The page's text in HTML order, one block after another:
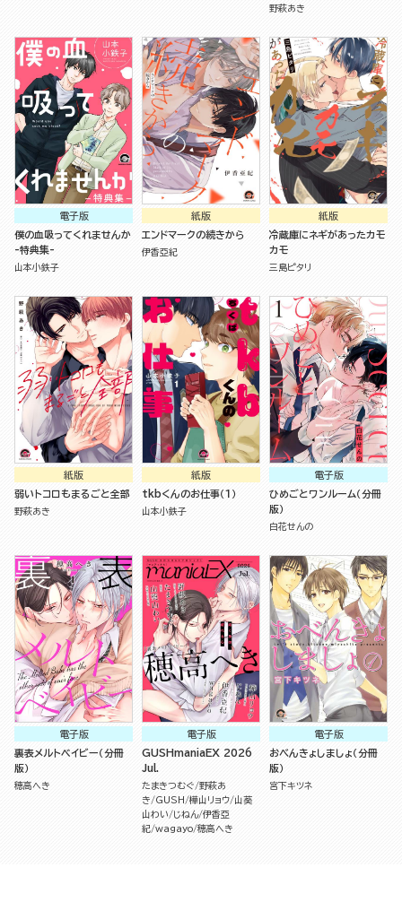
野萩あき
電子版
僕の血吸ってくれませんか
-特典集-
山本小鉄子
紙版
エンドマークの続きから
伊香亞紀
紙版
冷蔵庫にネギがあったカモ
カモ
三島ピタリ
紙版
弱いトコロもまるごと全部
野萩あき
紙版
tkbくんのお仕事（１）
山本小鉄子
電子版
ひめごとワンルーム（分冊
版）
白花せんの
電子版
裏表メルトベイビー（分冊
版）
穂高へき
電子版
GUSHmaniaEX 2026
Jul.
たまきつむぐ 野萩あ
き
GUSH 樺山リョウ 山葵
山わい
じねん 伊香亞
紀 wagayo 穂高へき
電子版
おべんきょしましょ（分冊
版）
宮下キツネ